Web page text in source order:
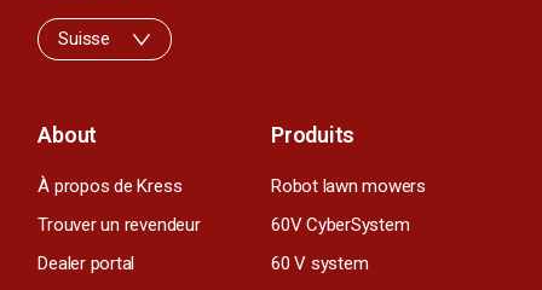
About
À propos de Kress
Trouver un revendeur
Dealer portal
Produits
Robot lawn mowers
60V CyberSystem
60 V system
Suisse